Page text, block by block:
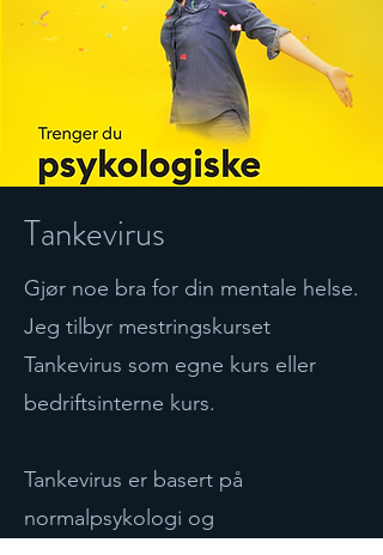
Tankevirus
Gjør noe bra for din mentale helse.
Jeg tilbyr mestringskurset
Tankevirus som egne kurs eller
bedriftsinterne kurs.
Tankevirus er basert på
normalpsykologi og